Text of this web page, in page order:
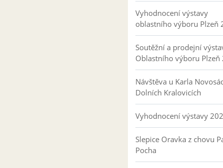
Vyhodnocení výstavy
oblastního výboru Plzeň
Soutěžní a prodejní
Oblastního výboru Plzeň
Návštěva u Karla
Dolních Kralovicích
Vyhodnocení výstavy
Slepice Oravka z chovu
Pocha